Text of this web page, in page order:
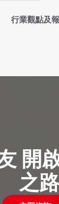
行業觀點及
開
之路